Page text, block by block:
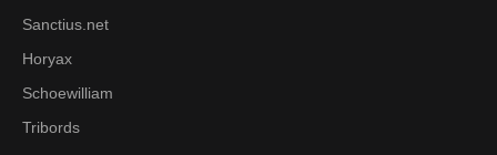
Sanctius.net
Horyax
Schoewilliam
Tribords